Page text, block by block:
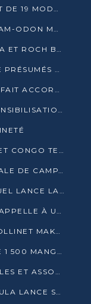
AGL CONGO RÉUSSIT LE TRANSPORT DE 19 MODULES HORS GABARIT ENTRE POINTE-NOIRE ET BRAZZAVILLE
GAMBOMA, ANTOINE BIEN-AIMÉ OBAM-ODON MOBILISE LES 32 148 ÉLECTEURS EN FAVEUR DE DENIS SASSOU NGUESSO
GOMA TSÉ-TSÉ : MATSON MAMPOUYA ET ROCH BREDIN BISSALA NKOUNKOU EN CAMPAGNE DE PROXIMITÉ
TRAFIC DE FAUNE SAUVAGE : TREIZE PRÉSUMÉS TRAFIQUANTS INTERPELLÉS AU CONGO EN 2025
LA LIKOUALA ET LA SANGHA EN PARFAIT ACCORD AVEC LE PROJET DE SOCIÉTÉ DU CANDIDAT DENIS SASSOU-N’GUESSO
DROITS DES FEMMES À TIÉ-TIÉ 2 : SENSIBILISATION ET PÉDAGOGIE SUR LE DROIT DE VOTE
DROITS DES FEMMES : AGL CONGO ET CONGO TERMINAL METTENT EN AVANT LE LEADERSHIP FÉMININ
GOMA TSÉ-TSÉ : LA DIRECTION LOCALE DE CAMPAGNE INTENSIFIE LA SENSIBILISATION DANS LES VILLAGES
MAKOUA : DELPHINE ÉDITH EMMANUEL LANCE LA CAMPAGNE POUR DENIS SASSOU-N’GUESSO
À MAKÉLÉKÉLÉ 1, LANDRY KOLELAS APPELLE À UNE MOBILISATION MASSIVE EN FAVEUR DE DENIS SASSOU-N’GUESSO
PRÉSIDENTIELLE 2026 : ANATOLE COLLINET MAKOSSO DÉFEND LE PROJET DE SOCIÉTÉ DE DENIS SASSOU NGUESSO
ENVIRONNEMENT : MAURICE PLANTE 1 500 MANGROVES POUR HONORER WANGARI MAATHAI
PRÉSIDENTIELLE 2026 : LES MUTUELLES ET ASSOCIATIONS S’IMPLIQUENT DANS LA CAMPAGNE ÉLECTORALE À TIÉ-TIÉ 2 (POINTE-NOIRE)
PRÉSIDENTIELLE 2026 : DAVE MAFOULA LANCE SA « VAGUE DU NOUVEAU DÉPART » À IMPFONDO